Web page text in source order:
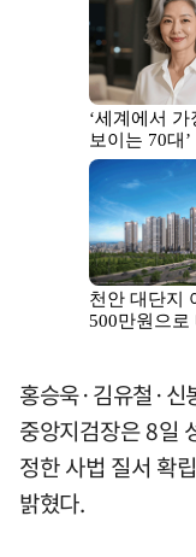
홍승욱·김유철·신
중앙지검장은 8일
정한 사법 질서 확
밝혔다.